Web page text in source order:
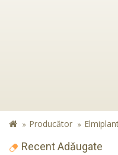
Producător
Recent Adăugate